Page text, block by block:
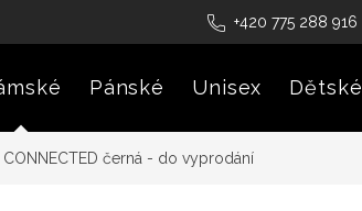
+420 775 288 916
Pánské Unisex Dětské
CONNECTED černá - do vyprodání